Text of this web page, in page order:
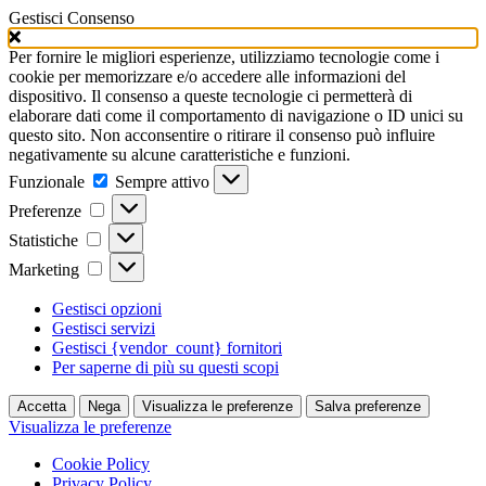
Gestisci Consenso
Per fornire le migliori esperienze, utilizziamo tecnologie come i
cookie per memorizzare e/o accedere alle informazioni del
dispositivo. Il consenso a queste tecnologie ci permetterà di
elaborare dati come il comportamento di navigazione o ID unici su
questo sito. Non acconsentire o ritirare il consenso può influire
negativamente su alcune caratteristiche e funzioni.
Funzionale
Funzionale
Sempre attivo
Preferenze
Preferenze
Statistiche Statistiche
Marketing Marketing
Gestisci opzioni
Gestisci servizi
Gestisci {vendor_count} fornitori
Per saperne di più su questi scopi
Accetta Nega Visualizza le preferenze Salva preferenze
Visualizza le preferenze
Cookie Policy